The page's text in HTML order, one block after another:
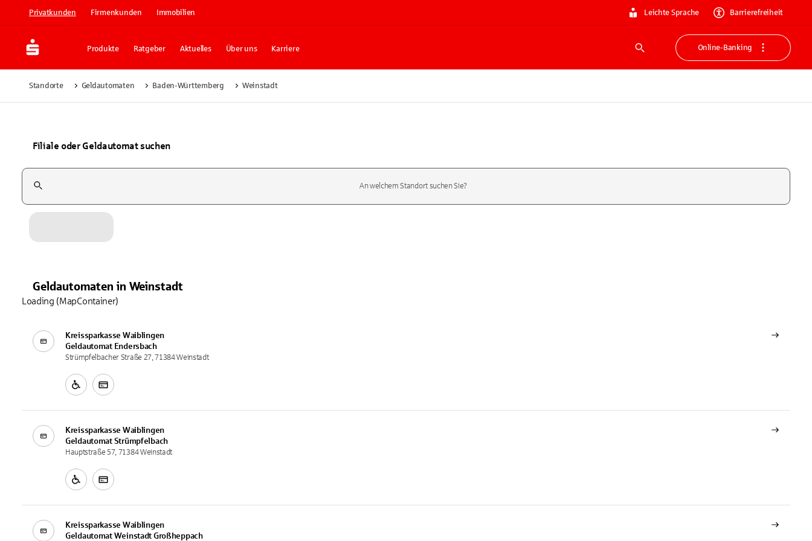
Privatkunden Firmenkunden Immobilien Leichte Sprache Barrierefreiheit
Produkte Ratgeber Aktuelles Über uns Karriere
Suche
Online-Banking
Standorte Geldautomaten Baden-Württemberg Weinstadt
Filiale oder Geldautomat suchen
Suchfeld
Geldautomaten in Weinstadt
Kreissparkasse Waiblingen
Geldautomat Endersbach
Strümpfelbacher Straße 27, 71384 Weinstadt
Kreissparkasse Waiblingen
Geldautomat Strümpfelbach
Hauptstraße 57, 71384 Weinstadt
Kreissparkasse Waiblingen
Geldautomat Weinstadt Großheppach
Loading (MapContainer)